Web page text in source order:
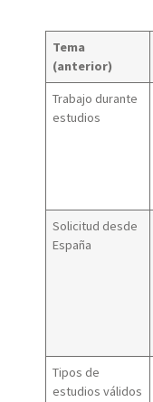
Tema
(anterior)
Trabajo durante
estudios
Solicitud desde
España
Tipos de
estudios válidos